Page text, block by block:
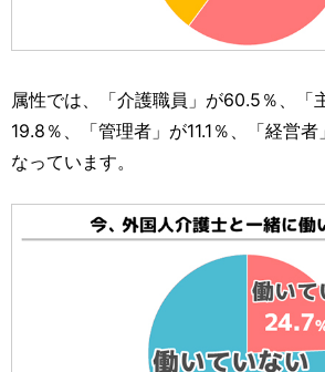
属性では、「介護職員」が60.5％、「
19.8％、「管理者」が11.1％、「経営
なっています。